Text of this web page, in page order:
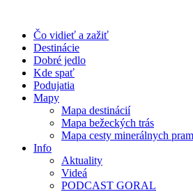
obsah
Čo vidieť a zažiť
Destinácie
Dobré jedlo
Kde spať
Podujatia
Mapy
Mapa destinácií
Mapa bežeckých trás
Mapa cesty minerálnych
Info
Aktuality
Videá
PODCAST GORAL